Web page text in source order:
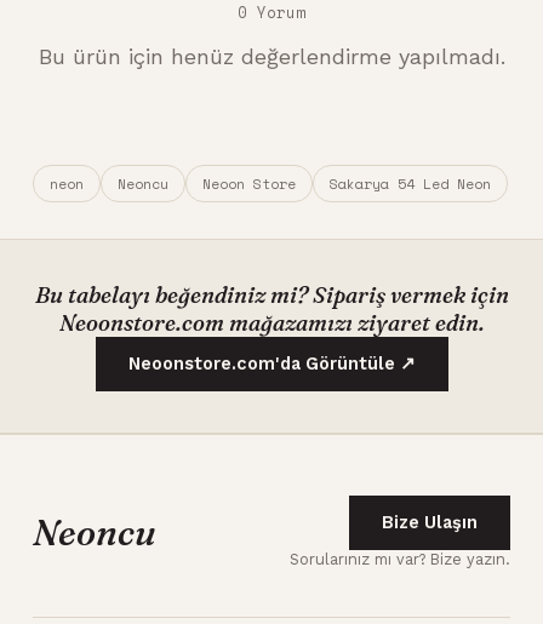
0 Yorum
Bu ürün için henüz değerlendirme yapılmadı.
neon Neoncu Neoon Store Sakarya 54 Led Neon
Bu tabelayı beğendiniz mi? Sipariş vermek için
Neoonstore.com mağazamızı ziyaret edin.
Neoonstore.com'da Görüntüle ↗
Neoncu Bize Ulaşın
Sorularınız mı var? Bize yazın.